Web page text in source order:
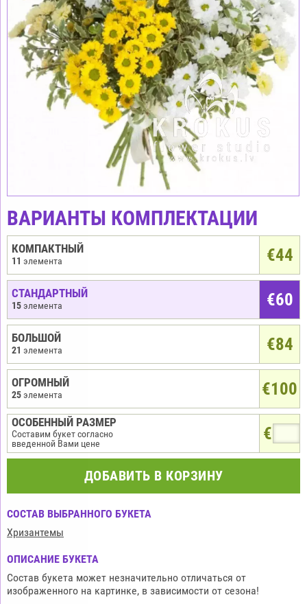
ВАРИАНТЫ КОМПЛЕКТАЦИИ
€44
КОМПАКТНЫЙ
11 элемента
€60
СТАНДАРТНЫЙ
15 элемента
€84
БОЛЬШОЙ
21 элемента
€100
ОГРОМНЫЙ
25 элемента
€
ОСОБЕННЫЙ РАЗМЕР
Составим букет согласно
введенной Вами цене
ДОБАВИТЬ В КОРЗИНУ
СОСТАВ ВЫБРАННОГО БУКЕТА
Хризантемы
ОПИСАНИЕ БУКЕТА
Состав букета может незначительно отличаться от
изображенного на картинке, в зависимости от сезона!